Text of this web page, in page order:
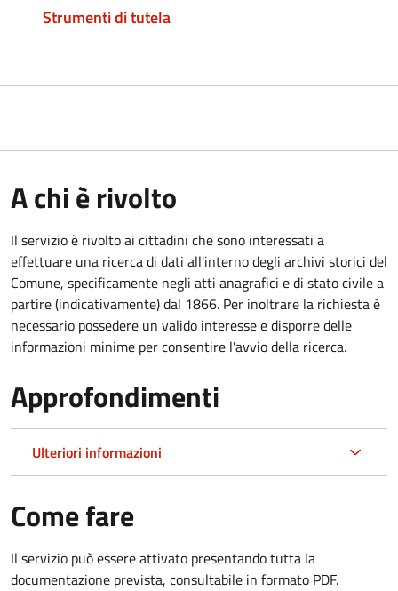
Strumenti di tutela
A chi è rivolto
Il servizio è rivolto ai cittadini che sono interessati a
effettuare una ricerca di dati all'interno degli archivi storici del
Comune, specificamente negli atti anagrafici e di stato civile a
partire (indicativamente) dal 1866. Per inoltrare la richiesta è
necessario possedere un valido interesse e disporre delle
informazioni minime per consentire l'avvio della ricerca.
Approfondimenti
Ulteriori informazioni
Come fare
Il servizio può essere attivato presentando tutta la
documentazione prevista, consultabile in formato PDF.